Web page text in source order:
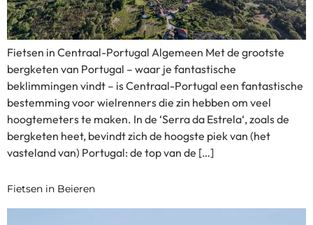
Fietsen in Centraal-Portugal Algemeen Met de grootste
bergketen van Portugal – waar je fantastische
beklimmingen vindt – is Centraal-Portugal een fantastische
bestemming voor wielrenners die zin hebben om veel
hoogtemeters te maken. In de ‘Serra da Estrela‘, zoals de
bergketen heet, bevindt zich de hoogste piek van (het
vasteland van) Portugal: de top van de […]
Fietsen in Beieren